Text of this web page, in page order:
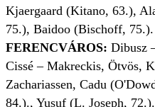
Kjaergaard (Kitano, 63.),
75.), Baidoo (Bischoff, 75.).
FERENCVÁROS: Dibusz
Cissé – Makreckis, Ötvös,
Zachariassen, Cadu
84.)., Yusuf (L. Joseph, 72.).